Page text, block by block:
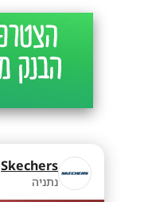
Skechers
נתניה